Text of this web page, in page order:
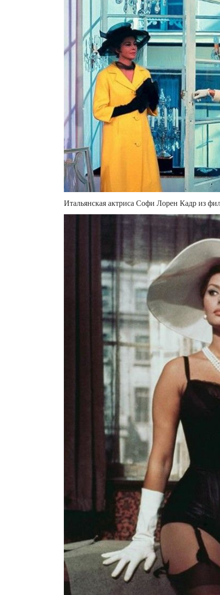
Итальянская актриса Софи Лорен Кадр из